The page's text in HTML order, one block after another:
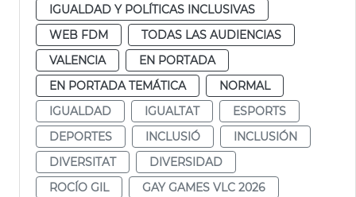
IGUALDAD Y POLÍTICAS INCLUSIVAS
WEB FDM
TODAS LAS AUDIENCIAS
VALENCIA
EN PORTADA
EN PORTADA TEMÁTICA
NORMAL
IGUALDAD
IGUALTAT
ESPORTS
DEPORTES
INCLUSIÓ
INCLUSIÓN
DIVERSITAT
DIVERSIDAD
ROCÍO GIL
GAY GAMES VLC 2026